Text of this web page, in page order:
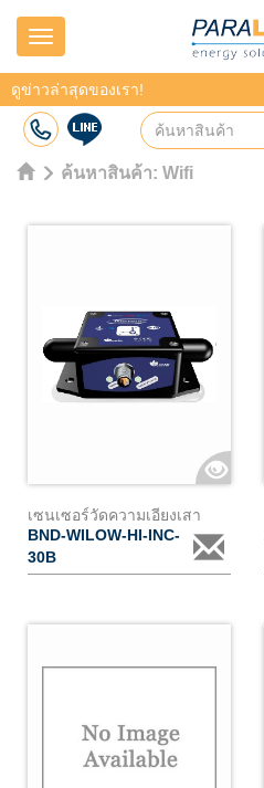
Navigation
ดูข่าวล่าสุดของเรา!
ค้นหาสินค้า: Wifi
เซนเซอร์วัดความเอียงเสา
BND-WILOW-HI-INC-
30B